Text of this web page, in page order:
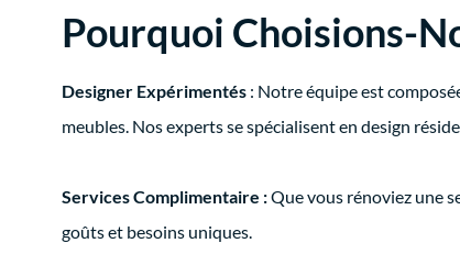
Pourquoi Choisions-
Designer Expérimentés : Notre équipe est
meubles. Nos experts se spécialisent en design
Services Complimentaire :Que vous rénoviez une
goûts et besoins uniques.